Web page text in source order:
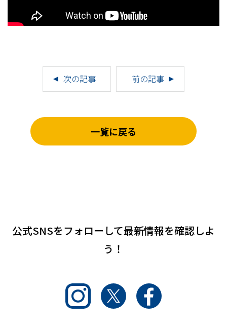
次の記事 前の記事
一覧に戻る
公式SNSをフォローして最新情報を確認しよ
う！
Instagram Twitter